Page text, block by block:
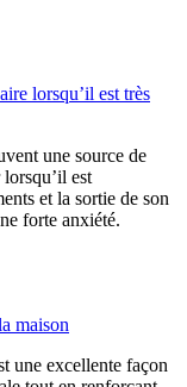
lorsqu’il est très
une source de
est
et la sortie de son
forte anxiété.
maison
une excellente façon